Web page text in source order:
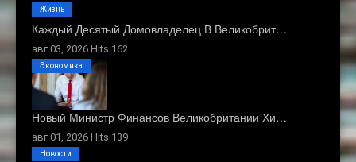
Каждый Десятый Домовладелец В Великобрит…
авг 03, 2026 Hits:162
Жизнь
Новый Министр Финансов Великобритании Хи…
авг 01, 2026 Hits:139
Экономика
Новости